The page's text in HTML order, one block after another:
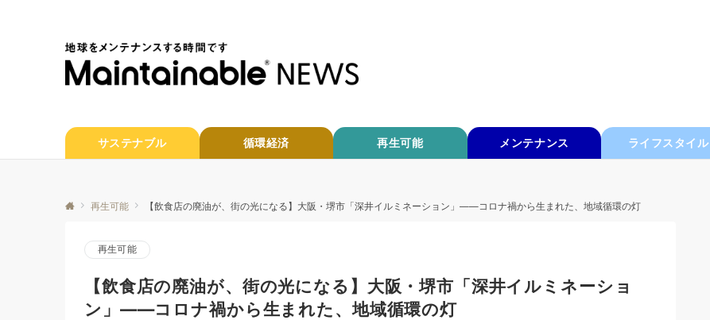
サステナブル 循環経済 再生可能 メンテナンス ライフスタイル
再生可能 【飲食店の廃油が、街の光になる】大阪・堺市「深井イルミネーション」——コロナ禍から生まれた、地域循環の灯
再生可能
【飲食店の廃油が、街の光になる】大阪・堺市「深井イルミネーショ
ン」——コロナ禍から生まれた、地域循環の灯